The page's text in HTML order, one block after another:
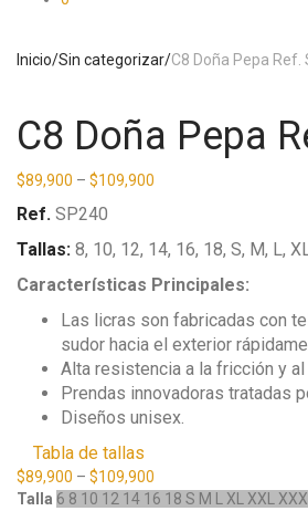
Inicio/Sin categorizar/C8 Doña Pepa Ref.
C8 Doña Pepa
$89,900 – $109,900
Ref. SP240
Tallas: 8, 10, 12, 14, 16, 18, S, M, L,
Características Principales:
Las licras son fabricadas con
sudor hacia el exterior
Alta resistencia a la fricción y
Prendas innovadoras tratadas
Diseños unisex.
Tabla de tallas
$89,900 – $109,900
Talla 6 8 10 12 14 16 18 S M L XL XXL